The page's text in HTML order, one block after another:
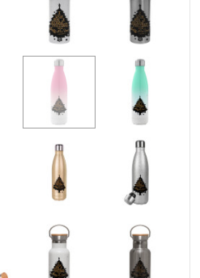
(304) μέσα και έξω,
17oz
ιδρώνει)
ουσία Δισφαινόλη Α)
τοιχώματος με κενό αέρος.
του ροφήματος στο
και χωρίς διαρροές